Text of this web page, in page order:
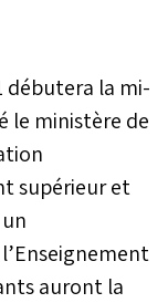
débutera la mi-
le ministère de
supérieur et
auront la